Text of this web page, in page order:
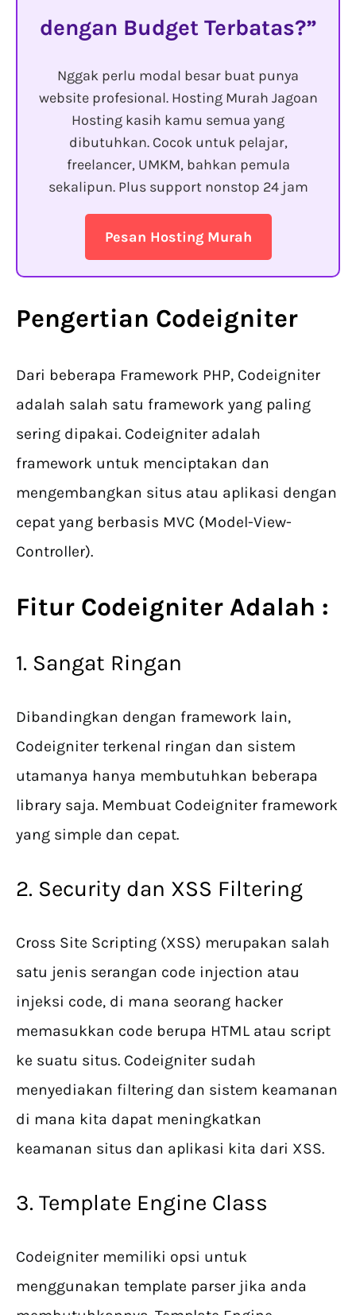
dengan Budget Terbatas?
Nggak perlu modal besar buat punya
website profesional. Hosting Murah Jagoan
Hosting kasih kamu semua yang
dibutuhkan. Cocok untuk pelajar,
freelancer, UMKM, bahkan pemula
sekalipun. Plus support nonstop 24 jam
Pesan Hosting Murah
Pengertian Codeigniter
Dari beberapa Framework PHP, Codeigniter
adalah salah satu framework yang paling
sering dipakai. Codeigniter adalah
framework untuk menciptakan dan
mengembangkan situs atau aplikasi dengan
cepat yang berbasis MVC (Model-View-
Controller).
Fitur Codeigniter Adalah :
1. Sangat Ringan
Dibandingkan dengan framework lain,
Codeigniter terkenal ringan dan sistem
utamanya hanya membutuhkan beberapa
library saja. Membuat Codeigniter framework
yang simple dan cepat.
2. Security dan XSS Filtering
Cross Site Scripting (XSS) merupakan salah
satu jenis serangan code injection atau
injeksi code, di mana seorang hacker
memasukkan code berupa HTML atau script
ke suatu situs. Codeigniter sudah
menyediakan filtering dan sistem keamanan
di mana kita dapat meningkatkan
keamanan situs dan aplikasi kita dari XSS.
3. Template Engine Class
Codeigniter memiliki opsi untuk
menggunakan template parser jika anda